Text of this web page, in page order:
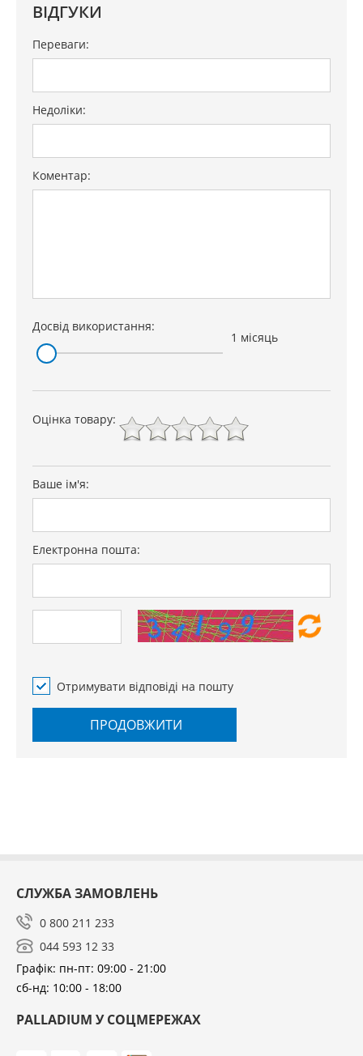
ВІДГУКИ
Переваги:
Недоліки:
Коментар:
Досвід використання:
1 місяць
Оцінка товару:
Ваше ім'я:
Електронна пошта:
Отримувати відповіді на пошту
ПРОДОВЖИТИ
СЛУЖБА ЗАМОВЛЕНЬ
0 800 211 233
044 593 12 33
Графік: пн-пт: 09:00 - 21:00
сб-нд: 10:00 - 18:00
PALLADIUM У СОЦМЕРЕЖАХ